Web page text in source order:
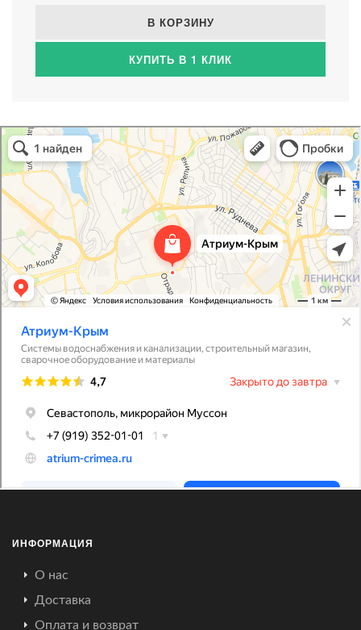
В КОРЗИНУ
КУПИТЬ В 1 КЛИК
Атриум-Крым
Системы водоснабжения, отопления, канализации в Севастополе
Снабжение строительных объектов в Севастополе
ИНФОРМАЦИЯ
О нас
Доставка
Оплата и возврат